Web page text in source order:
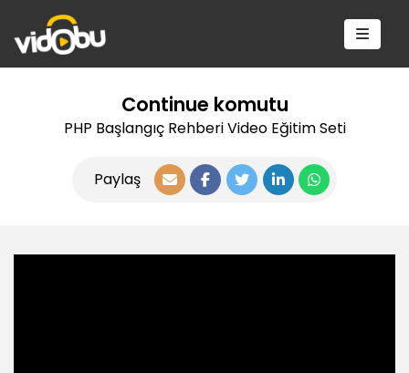
Continue komutu
PHP Başlangıç Rehberi Video Eğitim Seti
Paylaş